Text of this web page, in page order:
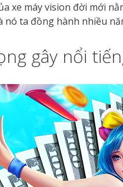
xe máy vision đời mới
ta đồng hành nhiều
gây nổi